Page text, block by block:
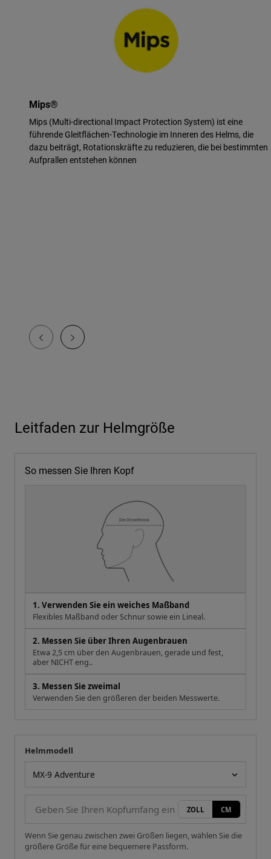
Mips®
Mips (Multi-directional Impact Protection System) ist eine
führende Gleitflächen-Technologie im Inneren des Helms, die
dazu beiträgt, Rotationskräfte zu reduzieren, die bei bestimmten
Aufprallen entstehen können
Leitfaden zur Helmgröße
So messen Sie Ihren Kopf
1. Verwenden Sie ein weiches Maßband
Flexibles Maßband oder Schnur sowie ein Lineal.
2. Messen Sie über Ihren Augenbrauen
Etwa 2,5 cm über den Augenbrauen, gerade und fest,
aber NICHT eng..
3. Messen Sie zweimal
Verwenden Sie den größeren der beiden Messwerte.
Ihre Messung
Helmmodell
ZOLL CM
Wenn Sie genau zwischen zwei Größen liegen, wählen Sie die
größere Größe für eine bequemere Passform.